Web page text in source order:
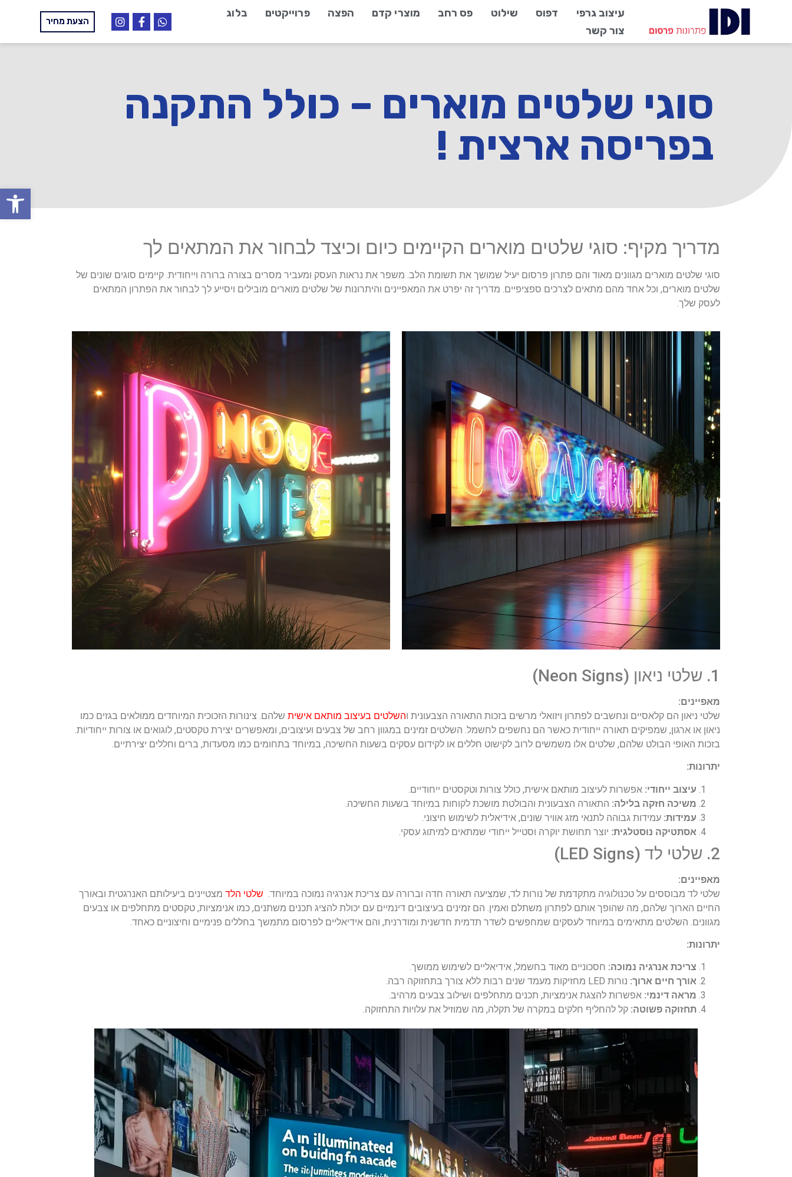
עיצוב גרפי דפוס שילוט פס רחב מוצרי קדם הפצה פרוייקטים
בלוג
צור קשר
הצעת מחיר
סוגי שלטים מוארים – כולל התקנה
בפריסה ארצית !
מדריך מקיף: סוגי שלטים מוארים הקיימים כיום וכיצד לבחור את המתאים לך
סוגי שלטים מוארים מגוונים מאוד והם פתרון פרסום יעיל שמושך את תשומת הלב. משפר את נראות העסק ומעביר מסרים בצורה ברורה וייחודית. קיימים סוגים שונים של
שלטים מוארים, וכל אחד מהם מתאים לצרכים ספציפיים. מדריך זה יפרט את המאפיינים והיתרונות של שלטים מוארים מובילים ויסייע לך לבחור את הפתרון המתאים
לעסק שלך.
1. שלטי ניאון (Neon Signs)
מאפיינים:
שלטי ניאון הם קלאסיים ונחשבים לפתרון ויזואלי מרשים בזכות התאורה הצבעונית והשלטים בעיצוב מותאם אישית שלהם. צינורות הזכוכית המיוחדים ממולאים בגזים כמו
ניאון או ארגון, שמפיקים תאורה ייחודית כאשר הם נחשפים לחשמל. השלטים זמינים במגוון רחב של צבעים ועיצובים, ומאפשרים יצירת טקסטים, לוגואים או צורות ייחודיות.
בזכות האופי הבולט שלהם, שלטים אלו משמשים לרוב לקישוט חללים או לקידום עסקים בשעות החשיכה, במיוחד בתחומים כמו מסעדות, ברים וחללים יצירתיים.
יתרונות:
עיצוב ייחודי: אפשרות לעיצוב מותאם אישית, כולל צורות וטקסטים ייחודיים.
משיכה חזקה בלילה: התאורה הצבעונית והבולטת מושכת לקוחות במיוחד בשעות החשיכה.
עמידות: עמידות גבוהה לתנאי מזג אוויר שונים, אידיאלית לשימוש חיצוני.
אסתטיקה נוסטלגית: יוצר תחושת יוקרה וסטייל ייחודי שמתאים למיתוג עסקי.
2. שלטי לד (LED Signs)
מאפיינים:
שלטי לד מבוססים על טכנולוגיה מתקדמת של נורות לד, שמציעה תאורה חדה וברורה עם צריכת אנרגיה נמוכה במיוחד. שלטי הלד מצטיינים ביעילותם האנרגטית ובאורך
החיים הארוך שלהם, מה שהופך אותם לפתרון משתלם ואמין. הם זמינים בעיצובים דינמיים עם יכולת להציג תכנים משתנים, כמו אנימציות, טקסטים מתחלפים או צבעים
מגוונים. השלטים מתאימים במיוחד לעסקים שמחפשים לשדר תדמית חדשנית ומודרנית, והם אידיאליים לפרסום מתמשך בחללים פנימיים וחיצוניים כאחד.
יתרונות:
צריכת אנרגיה נמוכה: חסכוניים מאוד בחשמל, אידיאליים לשימוש ממושך.
אורך חיים ארוך: נורות LED מחזיקות מעמד שנים רבות ללא צורך בתחזוקה רבה.
מראה דינמי: אפשרות להצגת אנימציות, תכנים מתחלפים ושילוב צבעים מרהיב.
תחזוקה פשוטה: קל להחליף חלקים במקרה של תקלה, מה שמוזיל את עלויות התחזוקה.